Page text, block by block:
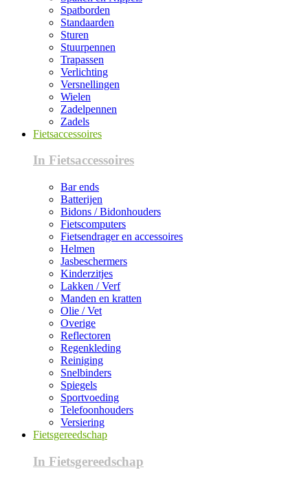
Spatborden
Standaarden
Sturen
Stuurpennen
Trapassen
Verlichting
Versnellingen
Wielen
Zadelpennen
Zadels
Fietsaccessoires
In Fietsaccessoires
Bar ends
Batterijen
Bidons / Bidonhouders
Fietscomputers
Fietsendrager en accessoires
Helmen
Jasbeschermers
Kinderzitjes
Lakken / Verf
Manden en kratten
Olie / Vet
Overige
Reflectoren
Regenkleding
Reiniging
Snelbinders
Spiegels
Sportvoeding
Telefoonhouders
Versiering
Fietsgereedschap
In Fietsgereedschap